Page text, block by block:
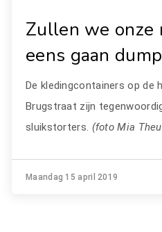
Zullen we onze
eens gaan
De kledingcontainers op de
Brugstraat zijn
sluikstorters. (foto Mia
Maandag 15 april 2019